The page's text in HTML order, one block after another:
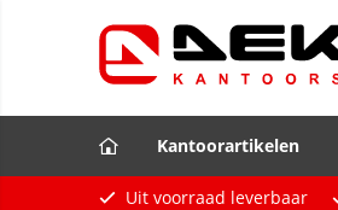
Kantoorartikelen
Uit voorraad leverbaar